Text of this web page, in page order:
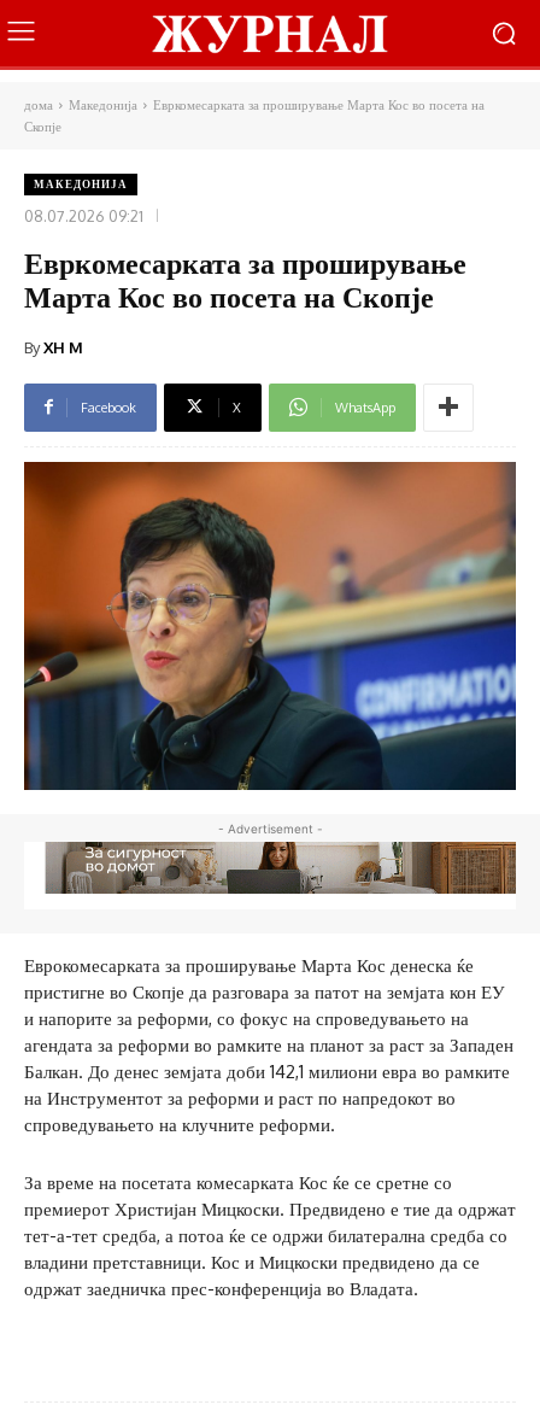
дома Македонија
Евркомесарката за проширување Марта Кос во посета на
Скопје
МАКЕДОНИЈА
08.07.2026 09:21
Евркомесарката за проширување
Марта Кос во посета на Скопје
ByXH M
Facebook X WhatsApp
- Advertisement -
Еврокомесарката за проширување Марта Кос денеска ќе
пристигне во Скопје да разговара за патот на земјата кон ЕУ
и напорите за реформи, со фокус на спроведувањето на
агендата за реформи во рамките на планот за раст за Западен
Балкан. До денес земјата доби 142,1 милиони евра во рамките
на Инструментот за реформи и раст по напредокот во
спроведувањето на клучните реформи.
За време на посетата комесарката Кос ќе се сретне со
премиерот Христијан Мицкоски. Предвидено е тие да одржат
тет-а-тет средба, а потоа ќе се одржи билатерална средба со
владини претставници. Кос и Мицкоски предвидено да се
одржат заедничка прес-конференција во Владата.